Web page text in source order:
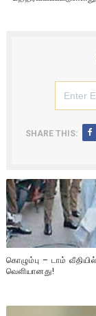
SHARE THIS:
கொழும்பு – டாம்
வௌியானது!